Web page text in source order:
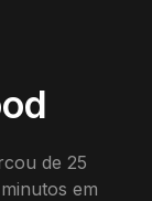
de 25
em